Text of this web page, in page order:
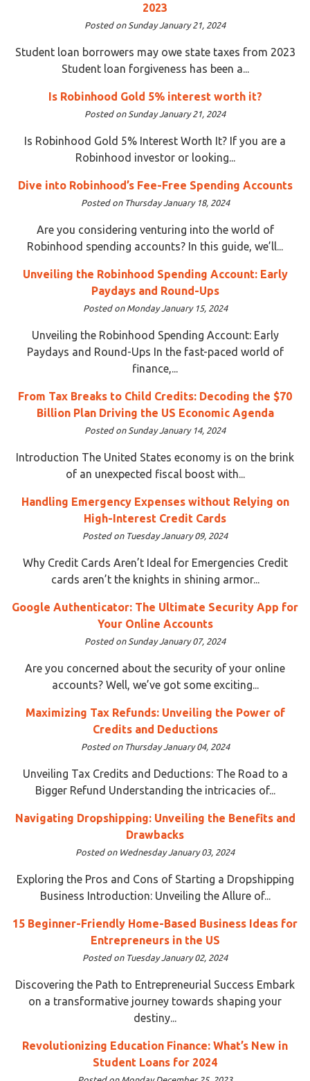
2023
Posted on Sunday January 21, 2024
Student loan borrowers may owe state taxes from 2023
Student loan forgiveness has been a...
Is Robinhood Gold 5% interest worth it?
Posted on Sunday January 21, 2024
Is Robinhood Gold 5% Interest Worth It? If you are a
Robinhood investor or looking...
Dive into Robinhood’s Fee-Free Spending Accounts
Posted on Thursday January 18, 2024
Are you considering venturing into the world of
Robinhood spending accounts? In this guide, we’ll...
Unveiling the Robinhood Spending Account: Early
Paydays and Round-Ups
Posted on Monday January 15, 2024
Unveiling the Robinhood Spending Account: Early
Paydays and Round-Ups In the fast-paced world of
finance,...
From Tax Breaks to Child Credits: Decoding the $70
Billion Plan Driving the US Economic Agenda
Posted on Sunday January 14, 2024
Introduction The United States economy is on the brink
of an unexpected fiscal boost with...
Handling Emergency Expenses without Relying on
High-Interest Credit Cards
Posted on Tuesday January 09, 2024
Why Credit Cards Aren’t Ideal for Emergencies Credit
cards aren’t the knights in shining armor...
Google Authenticator: The Ultimate Security App for
Your Online Accounts
Posted on Sunday January 07, 2024
Are you concerned about the security of your online
accounts? Well, we’ve got some exciting...
Maximizing Tax Refunds: Unveiling the Power of
Credits and Deductions
Posted on Thursday January 04, 2024
Unveiling Tax Credits and Deductions: The Road to a
Bigger Refund Understanding the intricacies of...
Navigating Dropshipping: Unveiling the Benefits and
Drawbacks
Posted on Wednesday January 03, 2024
Exploring the Pros and Cons of Starting a Dropshipping
Business Introduction: Unveiling the Allure of...
15 Beginner-Friendly Home-Based Business Ideas for
Entrepreneurs in the US
Posted on Tuesday January 02, 2024
Discovering the Path to Entrepreneurial Success Embark
on a transformative journey towards shaping your
destiny...
Revolutionizing Education Finance: What’s New in
Student Loans for 2024